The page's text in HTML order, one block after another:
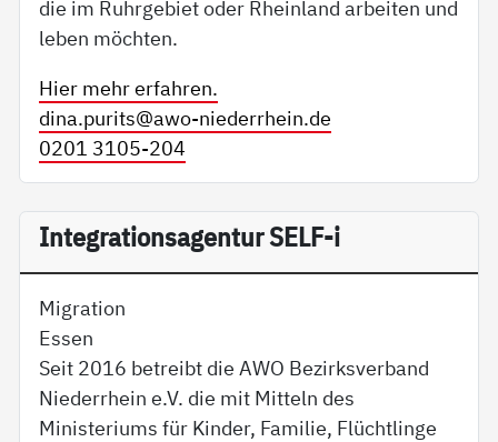
die im Ruhrgebiet oder Rheinland arbeiten und
leben möchten.
Hier mehr erfahren.
dina.purits@awo-niederrhein.de
0201 3105-204
In­te­g­ra­ti­on­sa­gen­tur SELF-i
Migration
Essen
Seit 2016 betreibt die AWO Bezirksverband
Niederrhein e.V. die mit Mitteln des
Ministeriums für Kinder, Familie, Flüchtlinge